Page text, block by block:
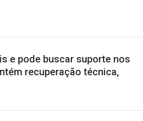
e pode buscar suporte nos
recuperação técnica,